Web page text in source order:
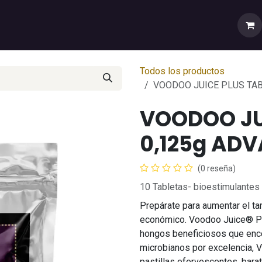
Todos los productos
VOODOO JUICE PLUS
VOODOO
0,125g
(0 reseña)
10 Tabletas-
Prepárate para aumentar el
económico. Voodoo Juice®
hongos beneficiosos que
microbianos por excelencia,